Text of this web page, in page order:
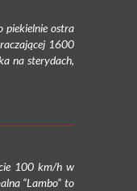
piekielnie ostra
1600
na sterydach,
100 km/h w
“Lambo” to